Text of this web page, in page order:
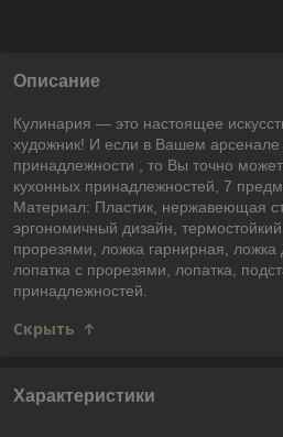
Описание
Кулинария ― это настоящее
художник! И если в Вашем арсенале
принадлежности , то Вы точно
кухонных принадлежностей, 7
Материал: Пластик, нержавеющая
эргономичный дизайн,
прорезями, ложка гарнирная, ложка
лопатка с прорезями, лопатка,
принадлежностей.
Скрыть
Характеристики